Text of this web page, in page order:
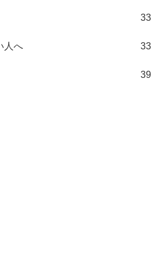
33
人へ 33
39